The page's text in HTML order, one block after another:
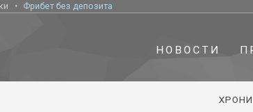
Фрибет без депозита
НОВОСТИ